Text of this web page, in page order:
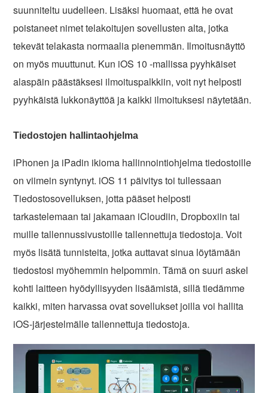
suunniteltu uudelleen. Lisäksi huomaat, että he ovat
poistaneet nimet telakoitujen sovellusten alta, jotka
tekevät telakasta normaalia pienemmän. Ilmoitusnäyttö
on myös muuttunut. Kun iOS 10 -mallissa pyyhkäiset
alaspäin päästäksesi ilmoituspalkkiin, voit nyt helposti
pyyhkäistä lukkonäyttöä ja kaikki ilmoituksesi näytetään.
Tiedostojen hallintaohjelma
iPhonen ja iPadin ikioma hallinnointiohjelma tiedostoille
on viimein syntynyt. iOS 11 päivitys toi tullessaan
Tiedostosovelluksen, jotta pääset helposti
tarkastelemaan tai jakamaan iCloudiin, Dropboxiin tai
muille tallennussivustoille tallennettuja tiedostoja. Voit
myös lisätä tunnisteita, jotka auttavat sinua löytämään
tiedostosi myöhemmin helpommin. Tämä on suuri askel
kohti laitteen hyödyllisyyden lisäämistä, sillä tiedämme
kaikki, miten harvassa ovat sovellukset joilla voi hallita
iOS-järjestelmälle tallennettuja tiedostoja.